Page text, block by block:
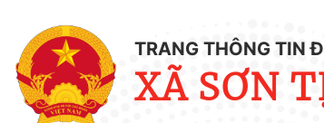
TRANG THÔNG TIN
XÃ SƠN